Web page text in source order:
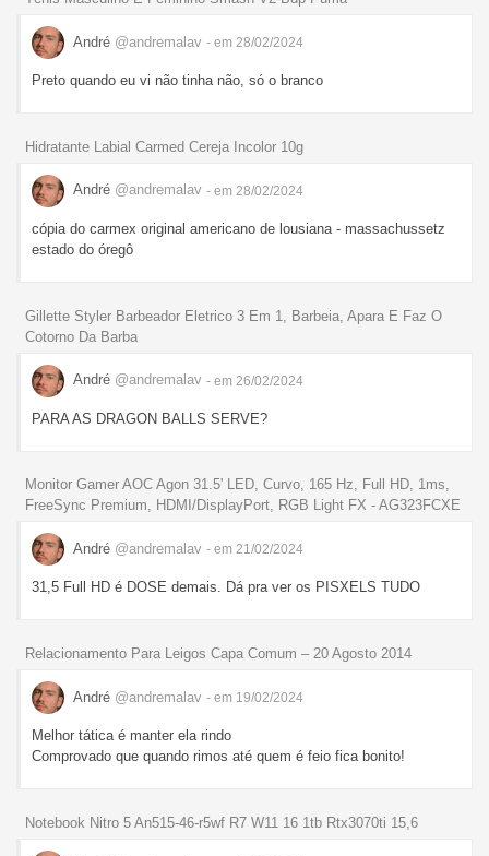
André @andremalav - em 28/02/2024
Preto quando eu vi não tinha não, só o branco
Hidratante Labial Carmed Cereja Incolor 10g
André @andremalav - em 28/02/2024
cópia do carmex original americano de lousiana - massachussetz
estado do óregô
Gillette Styler Barbeador Eletrico 3 Em 1, Barbeia, Apara E Faz O
Cotorno Da Barba
André @andremalav - em 26/02/2024
PARA AS DRAGON BALLS SERVE?
Monitor Gamer AOC Agon 31.5' LED, Curvo, 165 Hz, Full HD, 1ms,
FreeSync Premium, HDMI/DisplayPort, RGB Light FX - AG323FCXE
André @andremalav - em 21/02/2024
31,5 Full HD é DOSE demais. Dá pra ver os PISXELS TUDO
Relacionamento Para Leigos Capa Comum – 20 Agosto 2014
André @andremalav - em 19/02/2024
Melhor tática é manter ela rindo
Comprovado que quando rimos até quem é feio fica bonito!
Notebook Nitro 5 An515-46-r5wf R7 W11 16 1tb Rtx3070ti 15,6